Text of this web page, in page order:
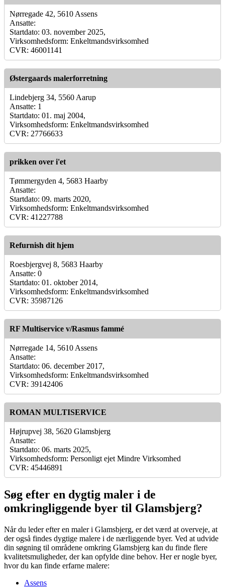
Nørregade 42, 5610 Assens
Ansatte:
Startdato: 03. november 2025,
Virksomhedsform: Enkeltmandsvirksomhed
CVR: 46001141
Østergaards malerforretning
Lindebjerg 34, 5560 Aarup
Ansatte: 1
Startdato: 01. maj 2004,
Virksomhedsform: Enkeltmandsvirksomhed
CVR: 27766633
prikken over i'et
Tømmergyden 4, 5683 Haarby
Ansatte:
Startdato: 09. marts 2020,
Virksomhedsform: Enkeltmandsvirksomhed
CVR: 41227788
Refurnish dit hjem
Roesbjergvej 8, 5683 Haarby
Ansatte: 0
Startdato: 01. oktober 2014,
Virksomhedsform: Enkeltmandsvirksomhed
CVR: 35987126
RF Multiservice v/Rasmus fammé
Nørregade 14, 5610 Assens
Ansatte:
Startdato: 06. december 2017,
Virksomhedsform: Enkeltmandsvirksomhed
CVR: 39142406
ROMAN MULTISERVICE
Højrupvej 38, 5620 Glamsbjerg
Ansatte:
Startdato: 06. marts 2025,
Virksomhedsform: Personligt ejet Mindre Virksomhed
CVR: 45446891
Søg efter en dygtig maler i de
omkringliggende byer til Glamsbjerg?
Når du leder efter en maler i Glamsbjerg, er det værd at overveje, at
der også findes dygtige malere i de nærliggende byer. Ved at udvide
din søgning til områdene omkring Glamsbjerg kan du finde flere
kvalitetsmuligheder, der kan opfylde dine behov. Her er nogle byer,
hvor du kan finde erfarne malere:
Assens